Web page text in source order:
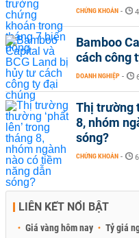
CHỨNG KHOÁN -
Bamboo
cách công
DOANH NGHIỆP -
Thị trường
8, nhóm
sóng?
CHỨNG KHOÁN -
LIÊN KẾT NỔI BẬT
Giá vàng hôm nay Tỷ giá